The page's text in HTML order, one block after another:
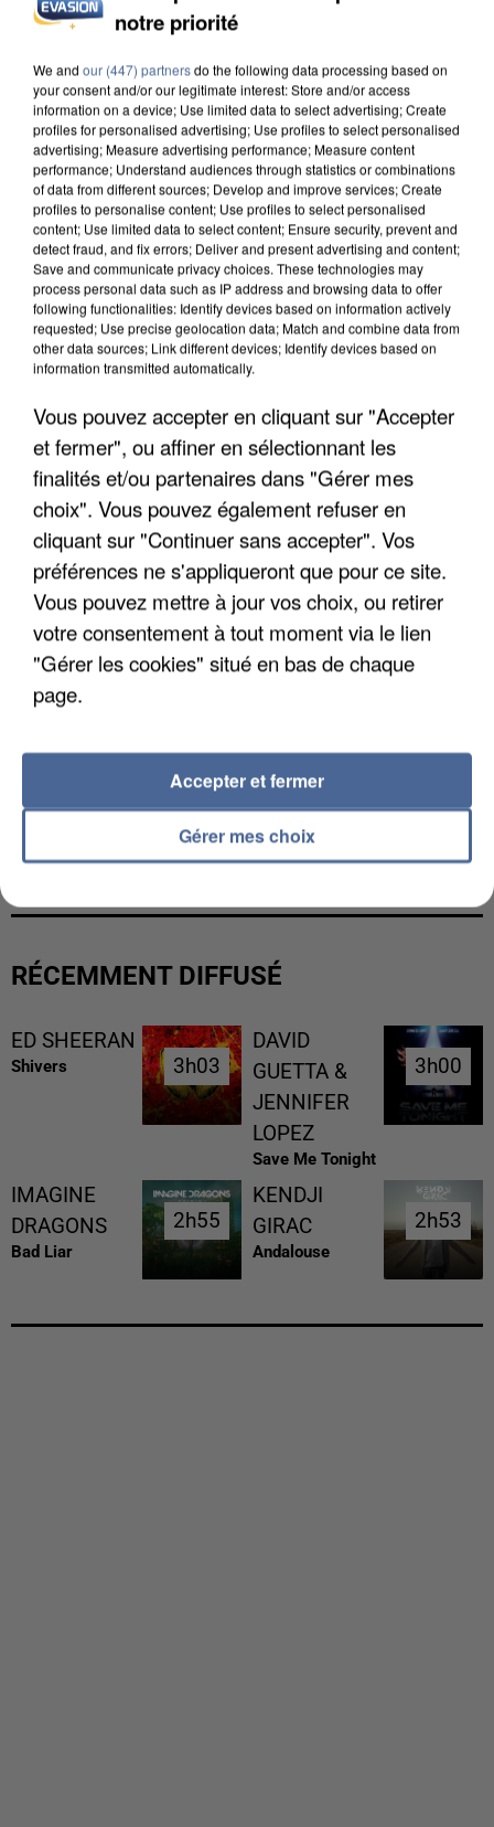
MAFIA INTERPELLÉ EN ALGÉRIE
UN SECOND CADRE DE LA DZ MAFIA
INTERPELLÉ EN ALGÉRIE
UNE TOURISTE DE L’OISE EMPORTÉE PAR UNE
COULÉE DE BOUE EN HAUTE-SAVOIE
RÉCEMMENT DIFFUSÉ
ED SHEERAN
Shivers 3h03
3h03
DAVID
GUETTA &
JENNIFER
LOPEZ
Save Me Tonight
3h00
3h00
IMAGINE
DRAGONS
Bad Liar
2h55
2h55
KENDJI
GIRAC
Andalouse
2h53
2h53
notre priorité
We and our (447) partnersdo the following data processing based on
your consent and/or our legitimate interest: Store and/or access
information on a device; Use limited data to select advertising; Create
profiles for personalised advertising; Use profiles to select personalised
advertising; Measure advertising performance; Measure content
performance; Understand audiences through statistics or combinations
of data from different sources; Develop and improve services; Create
profiles to personalise content; Use profiles to select personalised
content; Use limited data to select content; Ensure security, prevent and
detect fraud, and fix errors; Deliver and present advertising and content;
Save and communicate privacy choices. These technologies may
process personal data such as IP address and browsing data to offer
following functionalities: Identify devices based on information actively
requested; Use precise geolocation data; Match and combine data from
other data sources; Link different devices; Identify devices based on
information transmitted automatically.
Vous pouvez accepter en cliquant sur "Accepter
et fermer", ou affiner en sélectionnant les
finalités et/ou partenaires dans "Gérer mes
choix". Vous pouvez également refuser en
cliquant sur "Continuer sans accepter". Vos
préférences ne s'appliqueront que pour ce site.
Vous pouvez mettre à jour vos choix, ou retirer
votre consentement à tout moment via le lien
"Gérer les cookies" situé en bas de chaque
page.
Gérer mes choix
Accepter et fermer